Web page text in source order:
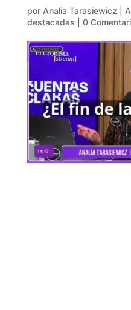
por Analia Tarasiewicz
destacadas
0